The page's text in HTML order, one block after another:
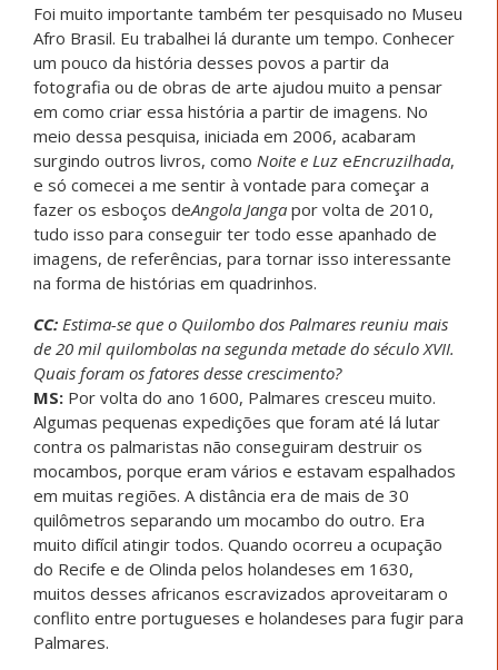
Foi muito importante também ter pesquisado no Museu
Afro Brasil. Eu trabalhei lá durante um tempo. Conhecer
um pouco da história desses povos a partir da
fotografia ou de obras de arte ajudou muito a pensar
em como criar essa história a partir de imagens. No
meio dessa pesquisa, iniciada em 2006, acabaram
surgindo outros livros, como Noite e Luz eEncruzilhada,
e só comecei a me sentir à vontade para começar a
fazer os esboços deAngola Janga por volta de 2010,
tudo isso para conseguir ter todo esse apanhado de
imagens, de referências, para tornar isso interessante
na forma de histórias em quadrinhos.
CC: Estima-se que o Quilombo dos Palmares reuniu mais
de 20 mil quilombolas na segunda metade do século XVII.
Quais foram os fatores desse crescimento?
MS: Por volta do ano 1600, Palmares cresceu muito.
Algumas pequenas expedições que foram até lá lutar
contra os palmaristas não conseguiram destruir os
mocambos, porque eram vários e estavam espalhados
em muitas regiões. A distância era de mais de 30
quilômetros separando um mocambo do outro. Era
muito difícil atingir todos. Quando ocorreu a ocupação
do Recife e de Olinda pelos holandeses em 1630,
muitos desses africanos escravizados aproveitaram o
conflito entre portugueses e holandeses para fugir para
Palmares.